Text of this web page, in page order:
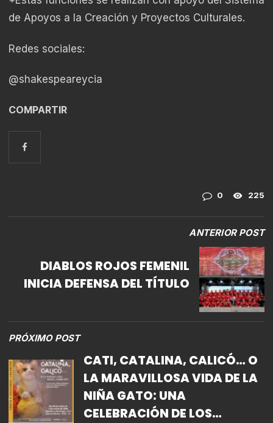
de Apoyos a la Creación y Proyectos Culturales.
Redes sociales:
@shakespeareycia
COMPARTIR
0 225
ANTERIOR POST
DIABLOS ROJOS FEMENIL
INICIA DEFENSA DEL TÍTULO
PRÓXIMO POST
CATI, CATALINA, CALICÓ… O
LA MARAVILLOSA VIDA DE LA
NIÑA GATO: UNA
CELEBRACIÓN DE LOS